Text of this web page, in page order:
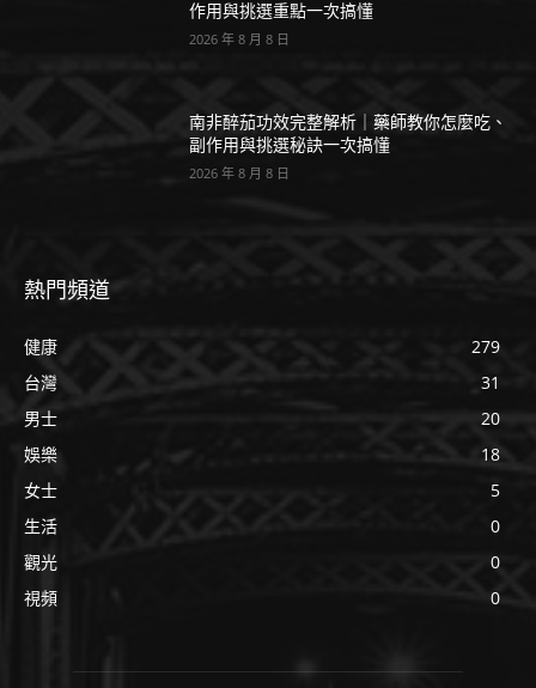
作用與挑選重點一次搞懂
2026 年 8 月 8 日
南非醉茄功效完整解析｜藥師教你怎麼吃、
副作用與挑選秘訣一次搞懂
2026 年 8 月 8 日
熱門頻道
健康
279
台灣
31
男士
20
娛樂
18
女士
5
生活
0
觀光
0
視頻
0